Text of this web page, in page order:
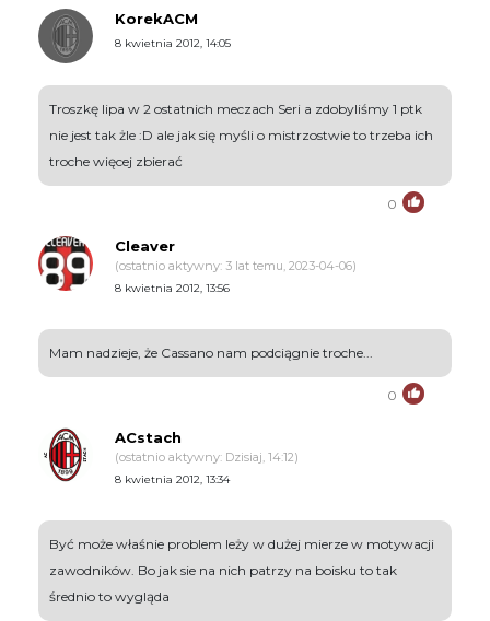
KorekACM
8 kwietnia 2012, 14:05
Troszkę lipa w 2 ostatnich meczach Seri a zdobyliśmy 1 ptk
nie jest tak żle :D ale jak się myśli o mistrzostwie to trzeba ich
troche więcej zbierać
0
Cleaver
(ostatnio aktywny: 3 lat temu, 2023-04-06)
8 kwietnia 2012, 13:56
Mam nadzieje, że Cassano nam podciągnie troche...
0
ACstach
(ostatnio aktywny: Dzisiaj, 14:12)
8 kwietnia 2012, 13:34
Być może właśnie problem leży w dużej mierze w motywacji
zawodników. Bo jak sie na nich patrzy na boisku to tak
średnio to wygląda